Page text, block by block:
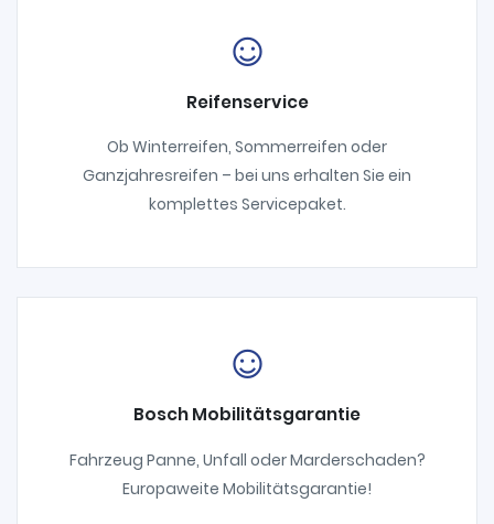
Reifenservice
Ob Winterreifen, Sommerreifen oder
Ganzjahresreifen – bei uns erhalten Sie ein
komplettes Servicepaket.
Bosch Mobilitätsgarantie
Fahrzeug Panne, Unfall oder Marderschaden?
Europaweite Mobilitätsgarantie!